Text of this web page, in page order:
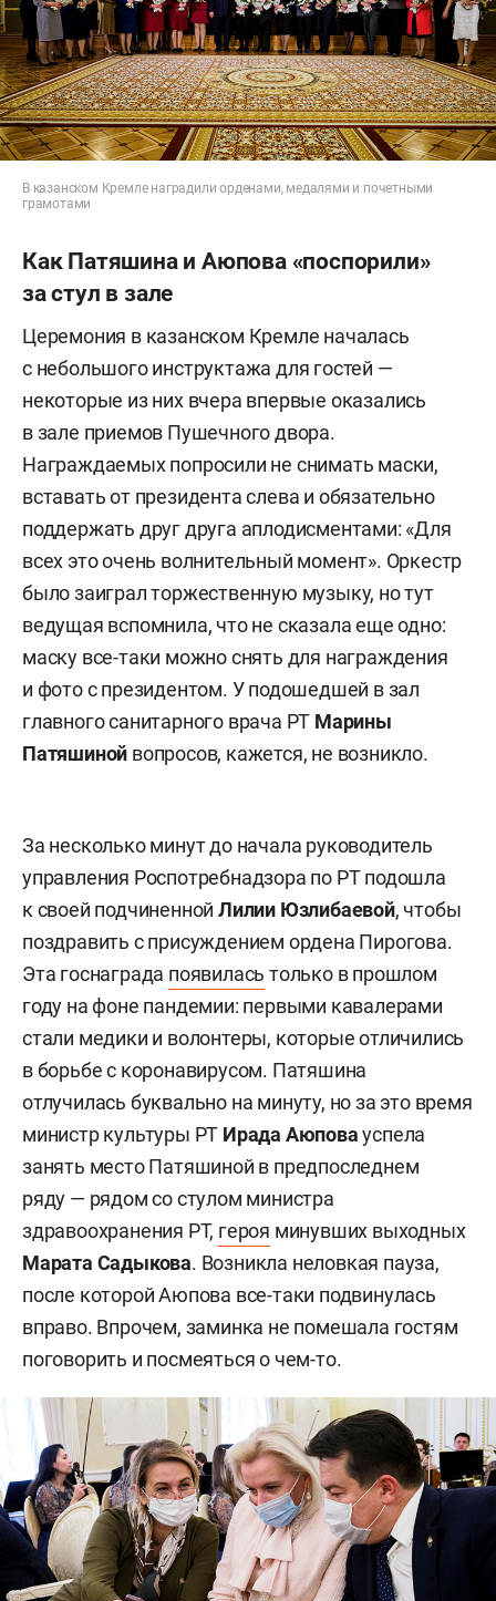
В казанском Кремле наградили орденами, медалями и почетными
грамотами
Как Патяшина и Аюпова «поспорили»
за стул в зале
Церемония в казанском Кремле началась
с небольшого инструктажа для гостей —
некоторые из них вчера впервые оказались
в зале приемов Пушечного двора.
Награждаемых попросили не снимать маски,
вставать от президента слева и обязательно
поддержать друг друга аплодисментами: «Для
всех это очень волнительный момент». Оркестр
было заиграл торжественную музыку, но тут
ведущая вспомнила, что не сказала еще одно:
маску все-таки можно снять для награждения
и фото с президентом. У подошедшей в зал
главного санитарного врача РТ Марины
Патяшиной вопросов, кажется, не возникло.
За несколько минут до начала руководитель
управления Роспотребнадзора по РТ подошла
к своей подчиненнойЛилии Юзлибаевой, чтобы
поздравить с присуждением ордена Пирогова.
Эта госнаграда появилась только в прошлом
году на фоне пандемии: первыми кавалерами
стали медики и волонтеры, которые отличились
в борьбе с коронавирусом. Патяшина
отлучилась буквально на минуту, но за это время
министр культуры РТ Ирада Аюповауспела
занять место Патяшиной в предпоследнем
ряду — рядом со стулом министра
здравоохранения РТ, героя минувших выходных
Марата Садыкова. Возникла неловкая пауза,
после которой Аюпова все-таки подвинулась
вправо. Впрочем, заминка не помешала гостям
поговорить и посмеяться о чем-то.